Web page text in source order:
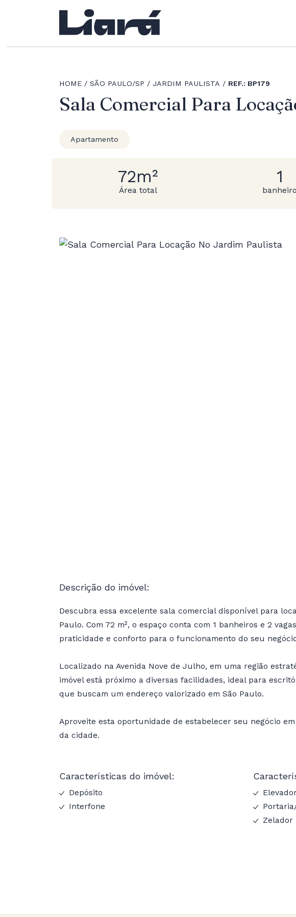
HOME SÃO PAULO/SP JARDIM PAULISTA REF.: BP179
Sala Comercial Para
Apartamento
72m²
Área total
1
banheiro
Descrição do imóvel:
Descubra essa excelente sala comercial disponível para
Paulo. Com 72 m², o espaço conta com 1 banheiros e 2
praticidade e conforto para o funcionamento do seu
Localizado na Avenida Nove de Julho, em uma região
imóvel está próximo a diversas facilidades, ideal para
que buscam um endereço valorizado em São Paulo.
Aproveite esta oportunidade de estabelecer seu negócio
da cidade.
Características do imóvel:
Depósito
Interfone
Zelador